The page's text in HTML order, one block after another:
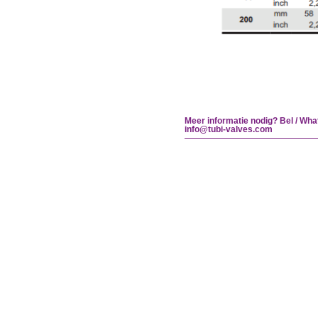
Meer informatie nodig? Bel /
info@tubi-valves.com